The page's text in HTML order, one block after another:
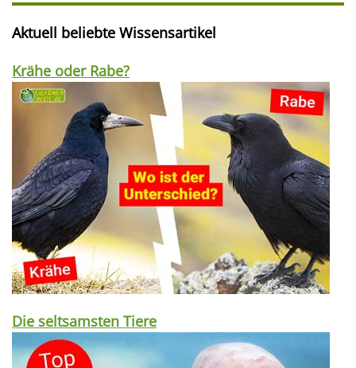
Aktuell beliebte Wissensartikel
Krähe oder Rabe?
Die seltsamsten Tiere